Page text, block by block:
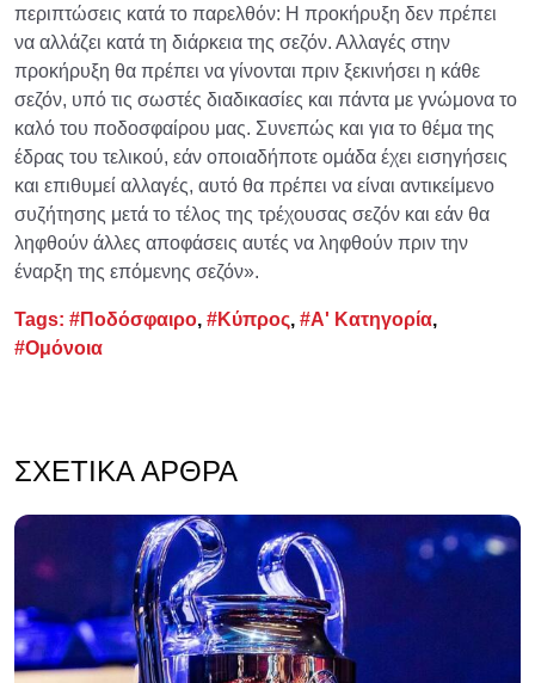
περιπτώσεις κατά το παρελθόν: Η προκήρυξη δεν πρέπει
να αλλάζει κατά τη διάρκεια της σεζόν. Αλλαγές στην
προκήρυξη θα πρέπει να γίνονται πριν ξεκινήσει η κάθε
σεζόν, υπό τις σωστές διαδικασίες και πάντα με γνώμονα το
καλό του ποδοσφαίρου μας. Συνεπώς και για το θέμα της
έδρας του τελικού, εάν οποιαδήποτε ομάδα έχει εισηγήσεις
και επιθυμεί αλλαγές, αυτό θα πρέπει να είναι αντικείμενο
συζήτησης μετά το τέλος της τρέχουσας σεζόν και εάν θα
ληφθούν άλλες αποφάσεις αυτές να ληφθούν πριν την
έναρξη της επόμενης σεζόν».
Tags: #Ποδόσφαιρο, #Κύπρος, #Α' Κατηγορία,
#Ομόνοια
ΣΧΕΤΙΚΆ ΆΡΘΡΑ